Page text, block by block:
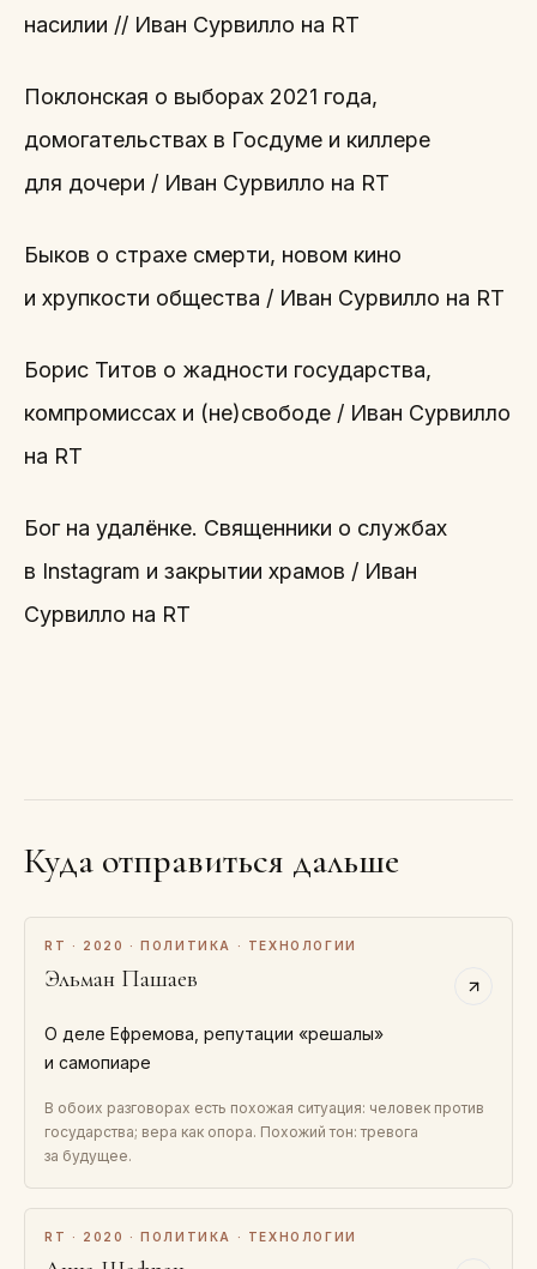
насилии // Иван Сурвилло на RT
Поклонская о выборах 2021 года,
домогательствах в Госдуме и киллере
для дочери / Иван Сурвилло на RT
Быков о страхе смерти, новом кино
и хрупкости общества / Иван Сурвилло на RT
Борис Титов о жадности государства,
компромиссах и (не)свободе / Иван Сурвилло
на RT
Бог на удалёнке. Священники о службах
в Instagram и закрытии храмов / Иван
Сурвилло на RT
Куда отправиться дальше
RT · 2020 · ПОЛИТИКА · ТЕХНОЛОГИИ
Эльман Пашаев
О деле Ефремова, репутации «решалы»
и самопиаре
В обоих разговорах есть похожая ситуация: человек против
государства; вера как опора. Похожий тон: тревога
за будущее.
RT · 2020 · ПОЛИТИКА · ТЕХНОЛОГИИ